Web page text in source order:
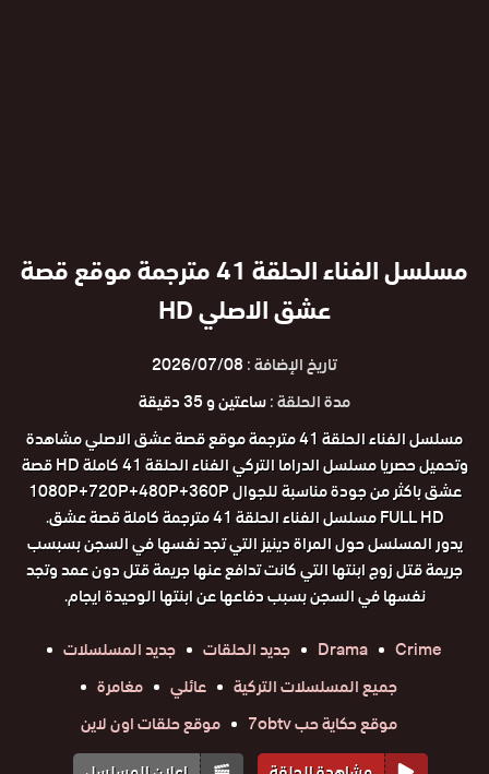
مسلسل الفناء الحلقة 41 مترجمة موقع قصة
عشق الاصلي HD
تاريخ الإضافة :2026/07/08
مدة الحلقة :ساعتين و 35 دقيقة
مسلسل الفناء الحلقة 41 مترجمة موقع قصة عشق الاصلي مشاهدة
وتحميل حصريا مسلسل الدراما التركي الفناء الحلقة 41 كاملة HD قصة
عشق باكثر من جودة مناسبة للجوال 1080P+720P+480P+360P
FULL HD مسلسل الفناء الحلقة 41 مترجمة كاملة قصة عشق.
يدور المسلسل حول المراة دينيز التي تجد نفسها في السجن بسبسب
جريمة قتل زوج ابنتها التي كانت تدافع عنها جريمة قتل دون عمد وتجد
نفسها في السجن بسبب دفاعها عن ابنتها الوحيدة ايجام.
Crime
Drama جديد الحلقات
جديد المسلسلات
جميع المسلسلات التركية
عائلي
مغامرة
موقع حكاية حب 7obtv
موقع حلقات اون لاين